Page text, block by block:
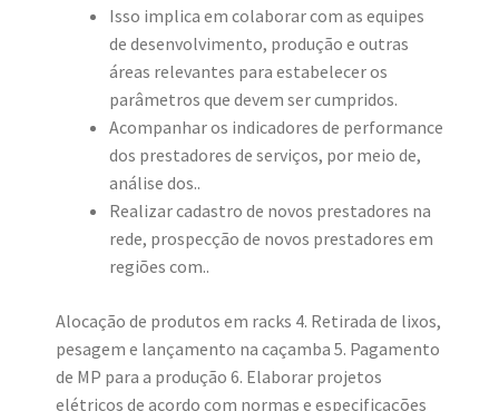
Isso implica em colaborar com as equipes
de desenvolvimento, produção e outras
áreas relevantes para estabelecer os
parâmetros que devem ser cumpridos.
Acompanhar os indicadores de performance
dos prestadores de serviços, por meio de,
análise dos..
Realizar cadastro de novos prestadores na
rede, prospecção de novos prestadores em
regiões com..
Alocação de produtos em racks 4. Retirada de lixos,
pesagem e lançamento na caçamba 5. Pagamento
de MP para a produção 6. Elaborar projetos
elétricos de acordo com normas e especificações